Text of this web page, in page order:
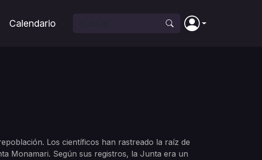
Calendario
Los científicos han rastreado la raíz de
Monamari. Según sus registros, la Junta era un